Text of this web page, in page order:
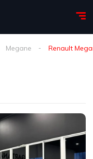
Megane Renault